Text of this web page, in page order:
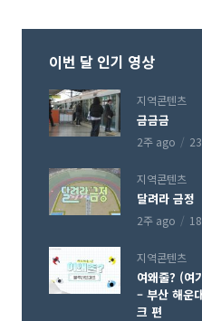
이번 달 인기 영상
지역콘텐츠
금금금
2주 ago
지역콘텐츠
달려라 금정
2주 ago
지역콘텐츠
여왜줄? (여
– 부산 해운
크 편